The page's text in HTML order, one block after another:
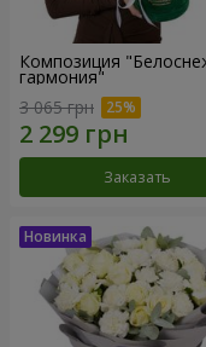
Композиция
гармония"
3 065 грн
Заказать